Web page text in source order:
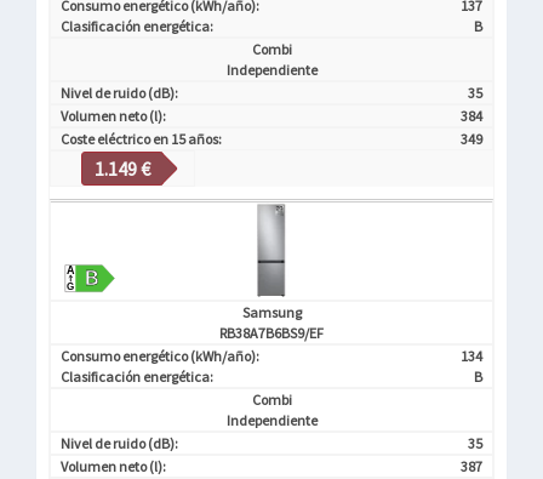
Consumo energético (kWh/año):
137
Clasificación energética:
B
Combi
Independiente
Nivel de ruido (dB):
35
Volumen neto (l):
384
Coste eléctrico en 15 años:
349
1.149 €
Samsung
RB38A7B6BS9/EF
Consumo energético (kWh/año):
134
Clasificación energética:
B
Combi
Independiente
Nivel de ruido (dB):
35
Volumen neto (l):
387